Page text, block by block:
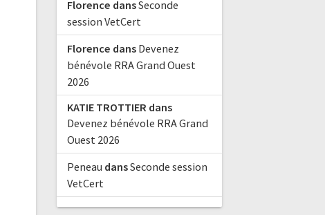
Florence dansSeconde
session VetCert
Florence dans Devenez
bénévole RRA Grand Ouest
2026
KATIE TROTTIER dans
Devenez bénévole RRA Grand
Ouest 2026
Peneau dansSeconde session
VetCert